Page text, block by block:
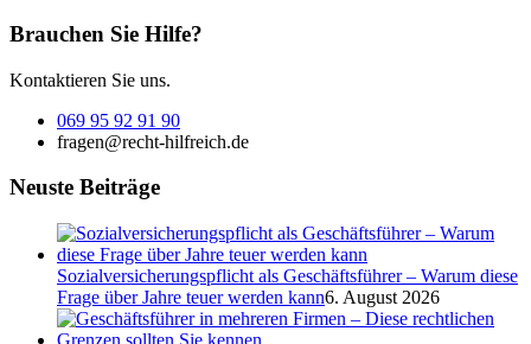
Brauchen Sie Hilfe?
Kontaktieren Sie uns.
069 95 92 91 90
fragen@recht-hilfreich.de
Neuste Beiträge
Sozialversicherungspflicht als Geschäftsführer – Warum diese
Frage über Jahre teuer werden kann6. August 2026